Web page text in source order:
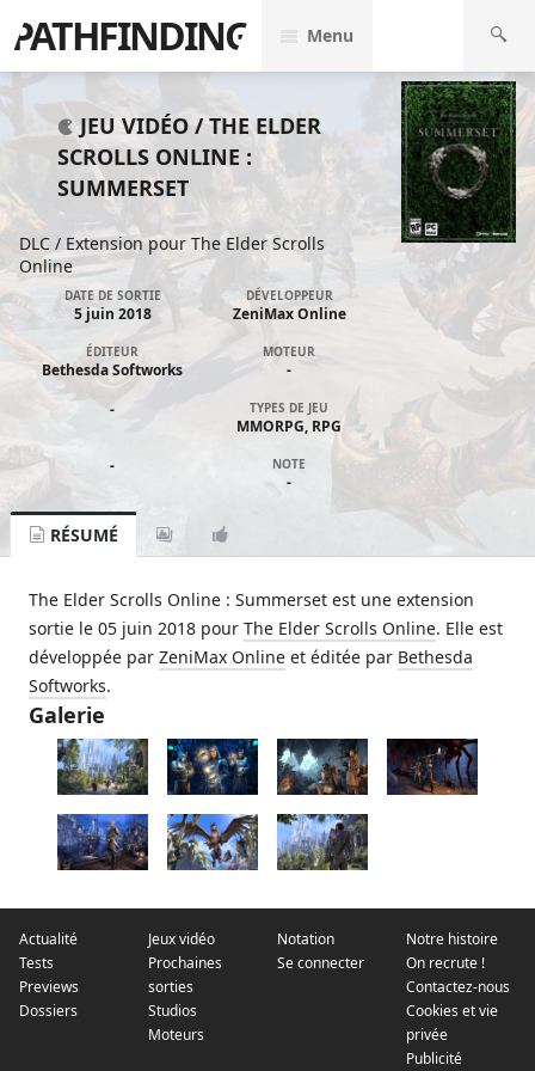
PATHFINDING Menu
JEU VIDÉO /THE ELDER
SCROLLS ONLINE :
SUMMERSET
DLC / Extension pour The Elder Scrolls
Online
DATE DE SORTIE
5 juin 2018
DÉVELOPPEUR
ZeniMax Online
ÉDITEUR
Bethesda Softworks
MOTEUR
-
-
TYPES DE JEU
MMORPG, RPG
-
NOTE
-
RÉSUMÉ
The Elder Scrolls Online : Summerset est une extension
sortie le 05 juin 2018 pour The Elder Scrolls Online. Elle est
développée par ZeniMax Online et éditée par Bethesda
Softworks.
Galerie
Actualité
Tests
Previews
Dossiers
Jeux vidéo
Prochaines
sorties
Studios
Moteurs
Notation
Se connecter
Notre histoire
On recrute !
Contactez-nous
Cookies et vie
privée
Publicité